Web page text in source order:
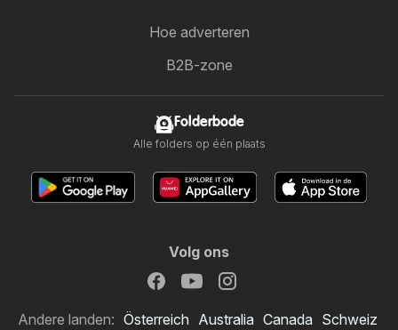
Hoe adverteren
B2B-zone
Folderbode
Alle folders op één plaats
Volg ons
Andere landen: Österreich Australia Canada Schweiz